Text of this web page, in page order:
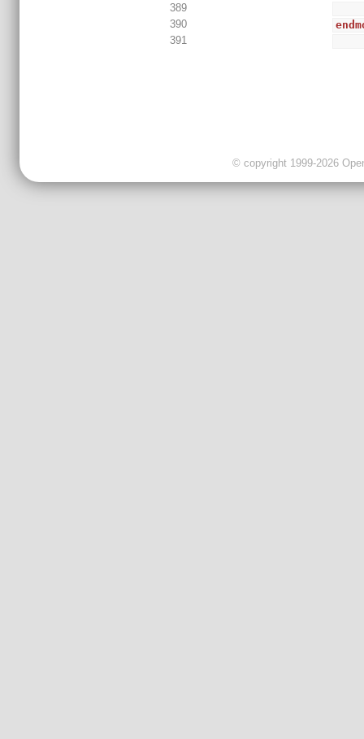
389
390
391
© copyright 1999-2026